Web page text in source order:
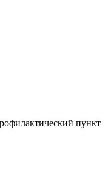
пункт